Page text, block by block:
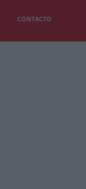
CONTACTO